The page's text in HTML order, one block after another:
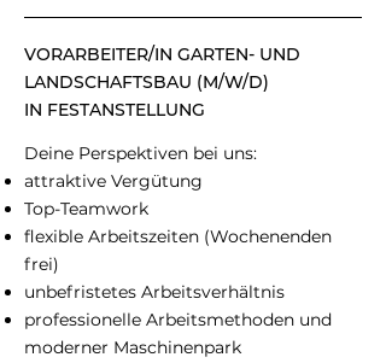
VORARBEITER/IN GARTEN- UND
LANDSCHAFTSBAU (M/W/D)
IN FESTANSTELLUNG
Deine Perspektiven bei uns:
attraktive Vergütung
Top-Teamwork
flexible Arbeitszeiten (Wochenenden
frei)
unbefristetes Arbeitsverhältnis
professionelle Arbeitsmethoden und
moderner Maschinenpark